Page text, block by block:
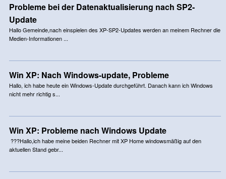
Probleme bei der Datenaktualisierung nach SP2-
Update
Hallo Gemeinde,nach einspielen des XP-SP2-Updates werden an meinem Rechner die
Medien-Informationen ...
Win XP: Nach Windows-update, Probleme
Hallo, ich habe heute ein Windows-Update durchgeführt. Danach kann ich Windows
nicht mehr richtig s...
Win XP: Probleme nach Windows Update
???Hallo,ich habe meine beiden Rechner mit XP Home windowsmäßig auf den
aktuellen Stand gebr...